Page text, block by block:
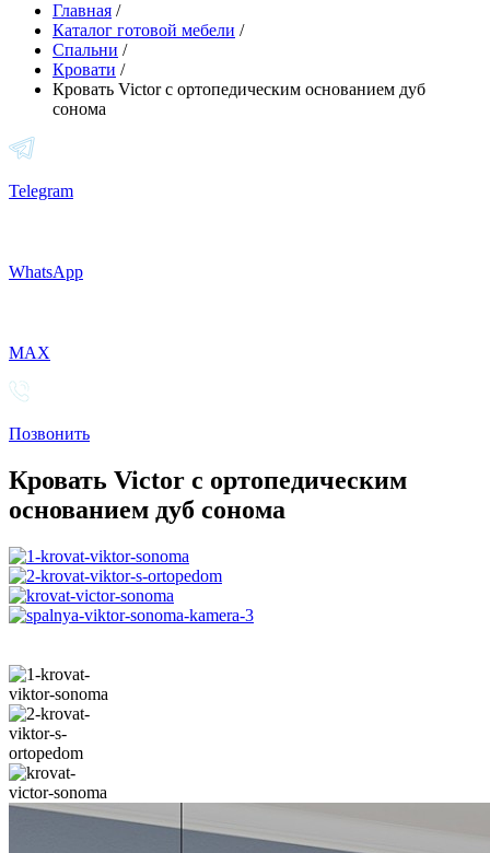
Главная /
Каталог готовой мебели /
Спальни /
Кровати /
Кровать Victor с ортопедическим основанием дуб
сонома
Telegram
WhatsApp
MAX
Позвонить
Кровать Victor с ортопедическим
основанием дуб сонома